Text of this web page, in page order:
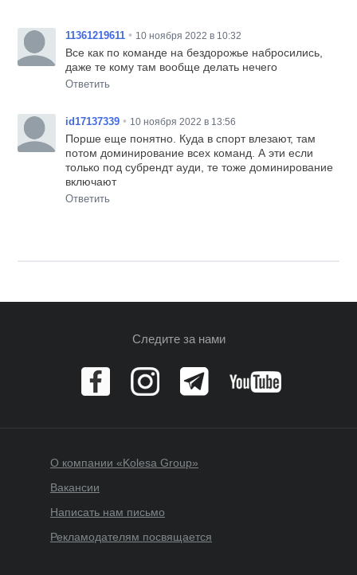
11361219611 • 10 ноября 2022 в 10:32
Все как по команде на бездорожье набросились,
даже те кому там вообще делать нечего
Ответить
id17137339 • 10 ноября 2022 в 13:56
Порше еще понятно. Куда в спорт влезают, там
потом доминирование всех команд. А эти если
только под субрендт ауди, те тоже доминирование
включают
Ответить
Следите за нами
О компании «Kolesa Group»
Вакансии
Написать нам письмо
Рекламодателям посвящается